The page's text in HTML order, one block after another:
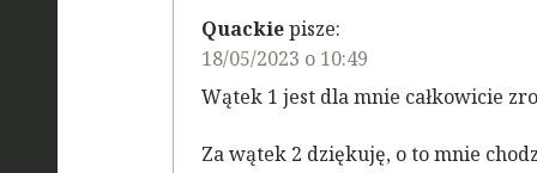
Quackiepisze:
18/05/2023 o 10:49
Wątek 1 jest dla mnie całkowicie
Za wątek 2 dziękuję, o to mnie